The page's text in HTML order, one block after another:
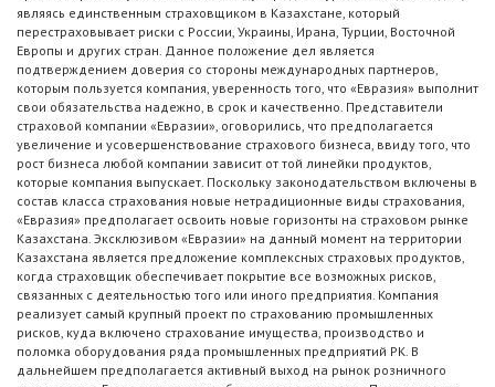
являясь единственным страховщиком в Казахстане, который
перестраховывает риски с России, Украины, Ирана, Турции, Восточной
Европы и других стран. Данное положение дел является
подтверждением доверия со стороны международных партнеров,
которым пользуется компания, уверенность того, что «Евразия» выполнит
свои обязательства надежно, в срок и качественно. Представители
страховой компании «Евразии», оговорились, что предполагается
увеличение и усовершенствование страхового бизнеса, ввиду того, что
рост бизнеса любой компании зависит от той линейки продуктов,
которые компания выпускает. Поскольку законодательством включены в
состав класса страхования новые нетрадиционные виды страхования,
«Евразия» предполагает освоить новые горизонты на страховом рынке
Казахстана. Эксклюзивом «Евразии» на данный момент на территории
Казахстана является предложение комплексных страховых продуктов,
когда страховщик обеспечивает покрытие все возможных рисков,
связанных с деятельностью того или иного предприятия. Компания
реализует самый крупный проект по страхованию промышленных
рисков, куда включено страхование имущества, производство и
поломка оборудования ряда промышленных предприятий РК. В
дальнейшем предполагается активный выход на рынок розничного